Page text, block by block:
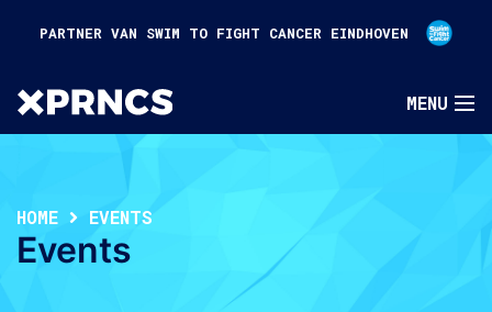
PARTNER VAN SWIM TO FIGHT CANCER EINDHOVEN
HOME EVENTS
Events